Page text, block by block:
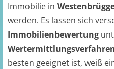
Immobilie in
werden. Es lassen sich
Immobilienbewertung
besten geeignet ist, weiß